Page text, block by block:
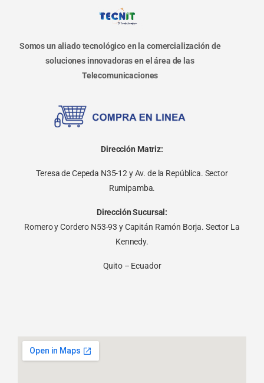
Somos un aliado tecnológico en la comercialización de
soluciones innovadoras en el área de las
Telecomunicaciones
Dirección Matriz:
Teresa de Cepeda N35-12 y Av. de la República. Sector
Rumipamba.
Dirección Sucursal:
Romero y Cordero N53-93 y Capitán Ramón Borja. Sector La
Kennedy.
Quito – Ecuador